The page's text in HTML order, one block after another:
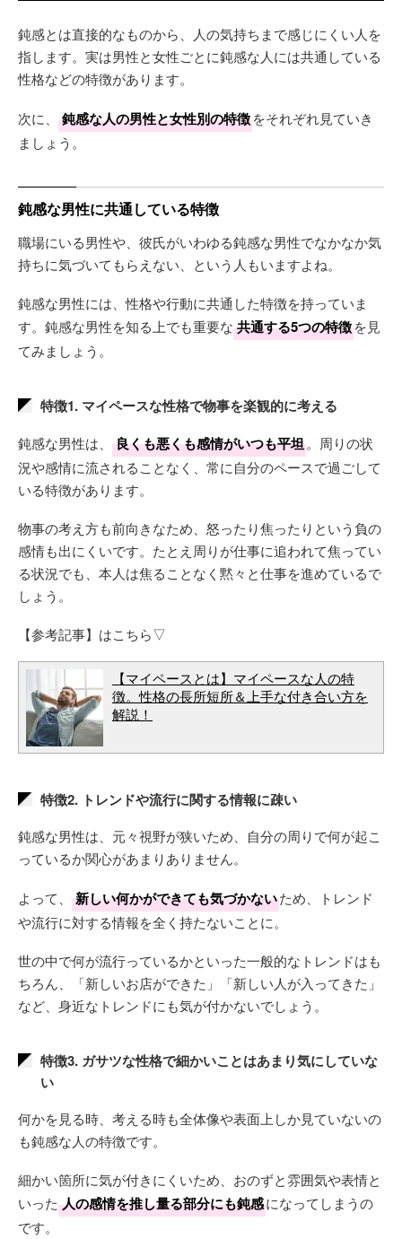
鈍感とは直接的なものから、人の気持ちまで感じにくい人を
指します。実は男性と女性ごとに鈍感な人には共通している
性格などの特徴があります。
次に、 鈍感な人の男性と女性別の特徴をそれぞれ見ていき
ましょう。
鈍感な男性に共通している特徴
職場にいる男性や、彼氏がいわゆる鈍感な男性でなかなか気
持ちに気づいてもらえない、という人もいますよね。
鈍感な男性には、性格や行動に共通した特徴を持っていま
す。鈍感な男性を知る上でも重要な 共通する5つの特徴を見
てみましょう。
特徴1. マイペースな性格で物事を楽観的に考える
鈍感な男性は、 良くも悪くも感情がいつも平坦。周りの状
況や感情に流されることなく、常に自分のペースで過ごして
いる特徴があります。
物事の考え方も前向きなため、怒ったり焦ったりという負の
感情も出にくいです。たとえ周りが仕事に追われて焦ってい
る状況でも、本人は焦ることなく黙々と仕事を進めているで
しょう。
【参考記事】はこちら▽
【マイペースとは】マイペースな人の特
徴。性格の長所短所＆上手な付き合い方を
解説！
特徴2. トレンドや流行に関する情報に疎い
鈍感な男性は、元々視野が狭いため、自分の周りで何が起こ
っているか関心があまりありません。
よって、 新しい何かができても気づかないため、トレンド
や流行に対する情報を全く持たないことに。
世の中で何が流行っているかといった一般的なトレンドはも
ちろん、「新しいお店ができた」「新しい人が入ってきた」
など、身近なトレンドにも気が付かないでしょう。
特徴3. ガサツな性格で細かいことはあまり気にしていな
い
何かを見る時、考える時も全体像や表面上しか見ていないの
も鈍感な人の特徴です。
細かい箇所に気が付きにくいため、おのずと雰囲気や表情と
いった 人の感情を推し量る部分にも鈍感になってしまうの
です。